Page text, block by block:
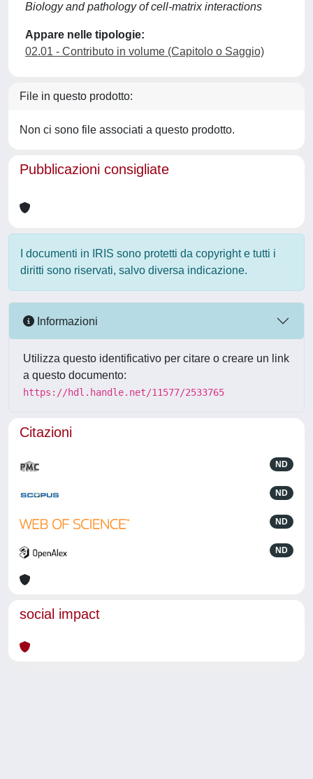
Biology and pathology of cell-matrix interactions
Appare nelle tipologie:
02.01 - Contributo in volume (Capitolo o Saggio)
File in questo prodotto:
Non ci sono file associati a questo prodotto.
Pubblicazioni consigliate
I documenti in IRIS sono protetti da copyright e tutti i
diritti sono riservati, salvo diversa indicazione.
Informazioni
Utilizza questo identificativo per citare o creare un link
a questo documento:
https://hdl.handle.net/11577/2533765
Citazioni
ND
ND
ND
ND
social impact